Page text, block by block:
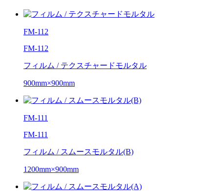
FM-112
FM-112
フィルム / テクスチャードモルタル
900mm×900mm
FM-111
FM-111
フィルム / スムースモルタル(B)
1200mm×900mm